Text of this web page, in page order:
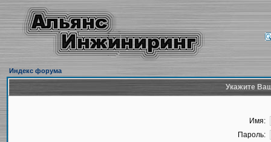
Индекс форума
Укажите
Имя:
Пароль: